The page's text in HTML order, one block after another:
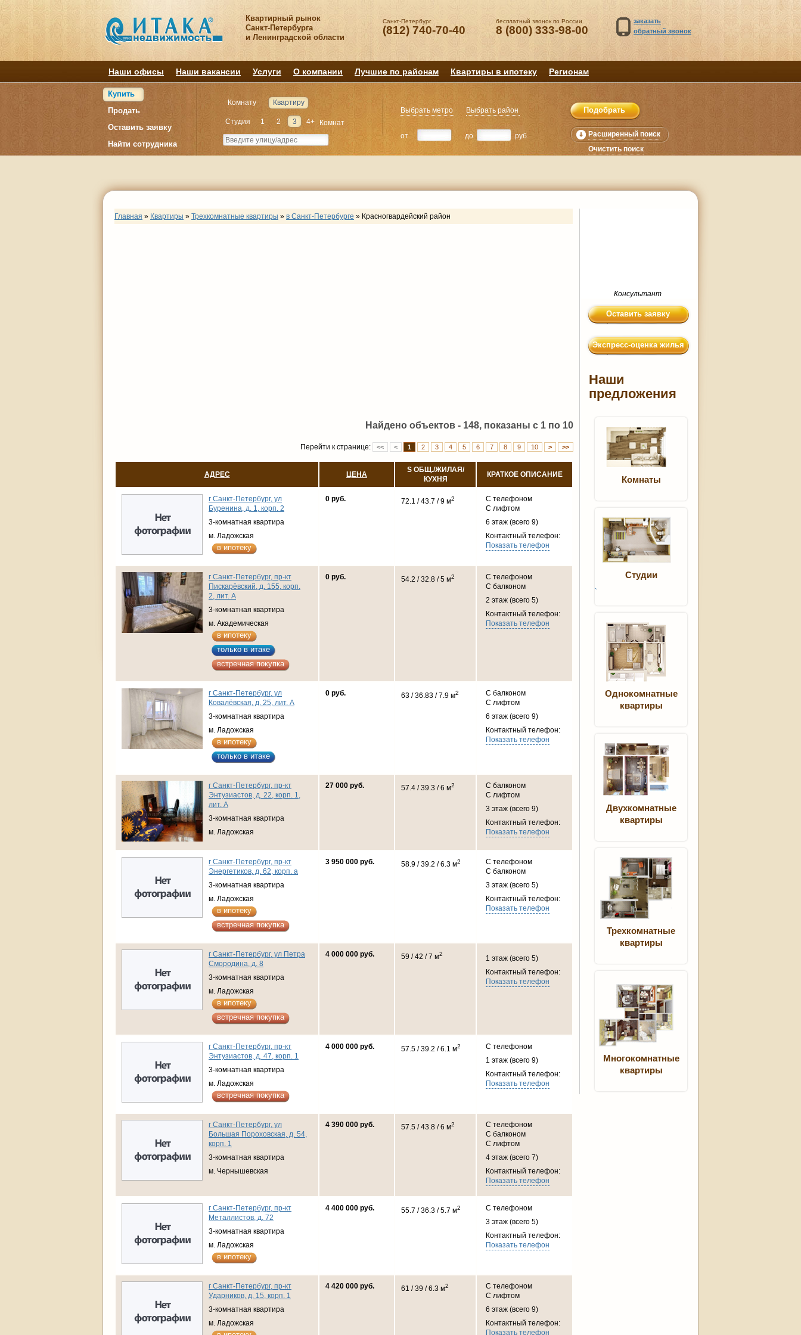
Квартирный рынок
Санкт-Петербурга
и Ленинградской области
Санкт-Петербург
(812) 740-70-40
бесплатный звонок по России
8 (800) 333-98-00
заказать
обратный звонок
Наши офисы Наши вакансии Услуги О компании Лучшие по районам Квартиры в ипотеку Регионам
Купить
Продать
Оставить заявку
Найти сотрудника
Комнату Квартиру
Студия 1 2 3 4+ Комнат
Выбрать метро Выбрать район
от до руб.
Расширенный поиск
Очистить поиск
Главная » Квартиры » Трехкомнатные квартиры » в Санкт-Петербурге » Красногвардейский район
Найдено объектов - 148, показаны с 1 по 10
Перейти к странице: << < 1 2 3 4 5 6 7 8 9 10 > >>
АДРЕС ЦЕНА
S ОБЩ./ЖИЛАЯ/
КУХНЯ
КРАТКОЕ ОПИСАНИЕ
г Санкт-Петербург, ул
Буренина, д. 1, корп. 2
3-комнатная квартира
м. Ладожская
в ипотеку
0 руб. 72.1 / 43.7 / 9 м2
С телефоном
С лифтом
6 этаж (всего 9)
Контактный телефон:
Показать телефон
г Санкт-Петербург, пр-кт
Пискарёвский, д. 155, корп.
2, лит. А
3-комнатная квартира
м. Академическая
в ипотеку
только в итаке
встречная покупка
0 руб. 54.2 / 32.8 / 5 м2
С телефоном
С балконом
2 этаж (всего 5)
Контактный телефон:
Показать телефон
г Санкт-Петербург, ул
Ковалёвская, д. 25, лит. А
3-комнатная квартира
м. Ладожская
в ипотеку
только в итаке
0 руб. 63 / 36.83 / 7.9 м2
С балконом
С лифтом
6 этаж (всего 9)
Контактный телефон:
Показать телефон
г Санкт-Петербург, пр-кт
Энтузиастов, д. 22, корп. 1,
лит. А
3-комнатная квартира
м. Ладожская
27 000 руб. 57.4 / 39.3 / 6 м2
С балконом
С лифтом
3 этаж (всего 9)
Контактный телефон:
Показать телефон
г Санкт-Петербург, пр-кт
Энергетиков, д. 62, корп. а
3-комнатная квартира
м. Ладожская
в ипотеку
встречная покупка
3 950 000 руб. 58.9 / 39.2 / 6.3 м2
С телефоном
С балконом
3 этаж (всего 5)
Контактный телефон:
Показать телефон
г Санкт-Петербург, ул Петра
Смородина, д. 8
3-комнатная квартира
м. Ладожская
в ипотеку
встречная покупка
4 000 000 руб. 59 / 42 / 7 м2
1 этаж (всего 5)
Контактный телефон:
Показать телефон
г Санкт-Петербург, пр-кт
Энтузиастов, д. 47, корп. 1
3-комнатная квартира
м. Ладожская
встречная покупка
4 000 000 руб. 57.5 / 39.2 / 6.1 м2
С телефоном
1 этаж (всего 9)
Контактный телефон:
Показать телефон
г Санкт-Петербург, ул
Большая Пороховская, д. 54,
корп. 1
3-комнатная квартира
м. Чернышевская
4 390 000 руб. 57.5 / 43.8 / 6 м2
С телефоном
С балконом
С лифтом
4 этаж (всего 7)
Контактный телефон:
Показать телефон
г Санкт-Петербург, пр-кт
Металлистов, д. 72
3-комнатная квартира
м. Ладожская
в ипотеку
4 400 000 руб. 55.7 / 36.3 / 5.7 м2
С телефоном
3 этаж (всего 5)
Контактный телефон:
Показать телефон
г Санкт-Петербург, пр-кт
Ударников, д. 15, корп. 1
3-комнатная квартира
м. Ладожская
4 420 000 руб. 61 / 39 / 6.3 м2
С телефоном
С лифтом
6 этаж (всего 9)
Контактный телефон:
Показать телефон
Консультант
Оставить заявку
Экспресс-оценка жилья
Наши
предложения
Комнаты
Студии
`
Однокомнатные
квартиры
Двухкомнатные
квартиры
Трехкомнатные
квартиры
Многокомнатные
квартиры